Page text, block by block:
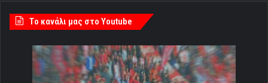
Tο κανάλι μας στο Youtube